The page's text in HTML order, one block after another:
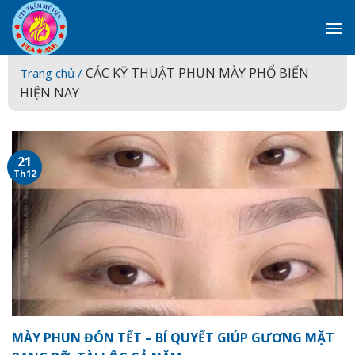
Skip
to
content
Trang chủ / CÁC KỸ THUẬT PHUN MÀY PHỔ BIẾN
HIỆN NAY
MÀY PHUN ĐÓN TẾT – BÍ QUYẾT GIÚP GƯƠNG MẶT
21
Th12